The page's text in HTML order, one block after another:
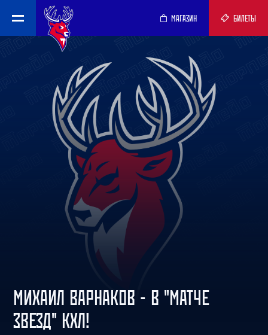
МАГАЗИН БИЛЕТЫ
МИХАИЛ ВАРНАКОВ - В "МАТЧЕ
ЗВЕЗД" КХЛ!